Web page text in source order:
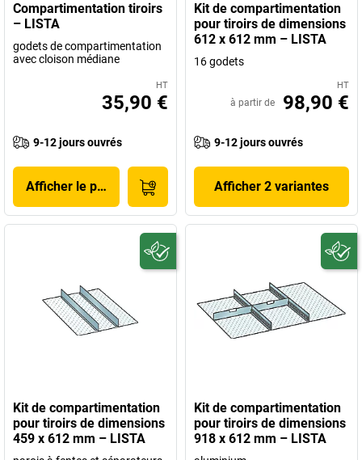
Compartimentation tiroirs
– LISTA
godets de compartimentation
avec cloison médiane
HT
35,90 €
9-12 jours ouvrés
Afficher le produit
Kit de compartimentation
pour tiroirs de dimensions
612 x 612 mm – LISTA
16 godets
HT
à partir de 98,90 €
9-12 jours ouvrés
Afficher 2 variantes
Kit de compartimentation
pour tiroirs de dimensions
459 x 612 mm – LISTA
Kit de compartimentation
pour tiroirs de dimensions
918 x 612 mm – LISTA